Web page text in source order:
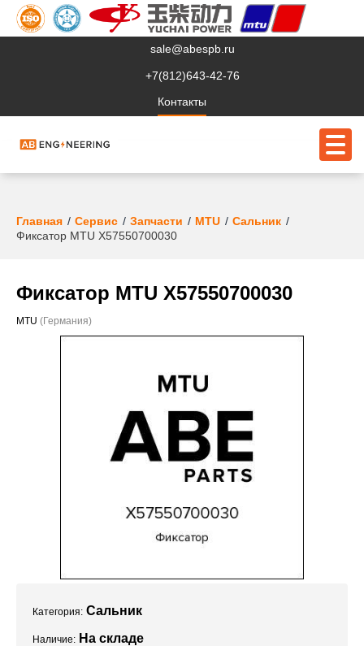
sale@abespb.ru
+7(812)643-42-76
Контакты
О компании
Проекты
Главная Сервис Запчасти MTU
Сальник
Фиксатор MTU X57550700030
Фиксатор MTU X57550700030
MTU (Германия)
Категория: Сальник
Наличие: На складе